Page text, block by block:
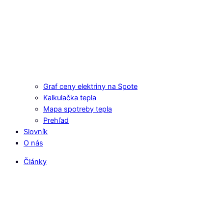
Graf ceny elektriny na Spote
Kalkulačka tepla
Mapa spotreby tepla
Prehľad
Slovník
O nás
Články